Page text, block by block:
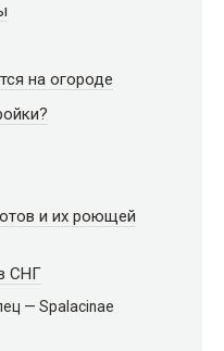
на огороде
и их роющей
СНГ
— Spalacinae